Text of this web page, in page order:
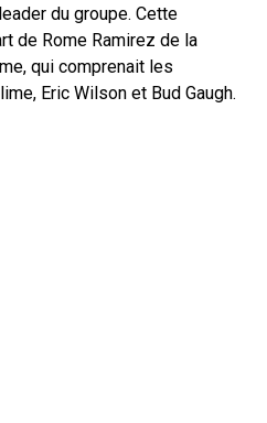
du groupe. Cette
de Rome Ramirez de la
qui comprenait les
Eric Wilson et Bud Gaugh.